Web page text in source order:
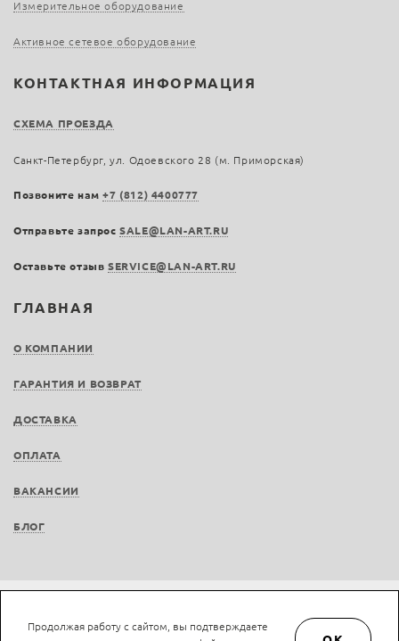
ГЛАВНАЯ
О КОМПАНИИ
ГАРАНТИЯ И ВОЗВРАТ
ДОСТАВКА
ОПЛАТА
ВАКАНСИИ
БЛОГ
Измерительное оборудование
Активное сетевое оборудование
КОНТАКТНАЯ ИНФОРМАЦИЯ
СХЕМА ПРОЕЗДА
Санкт-Петербург, ул. Одоевского 28 (м. Приморская)
Позвоните нам+7 (812) 4400777
Отправьте запросSALE@LAN-ART.RU
Оставьте отзыв SERVICE@LAN-ART.RU
Не является публичной офертой © LAN-art.ru, 2013—2026. Все права защищены.
Политика конфиденциальности.
Положение об обработке и защите персональных
Продолжая работу с сайтом, вы подтверждаете